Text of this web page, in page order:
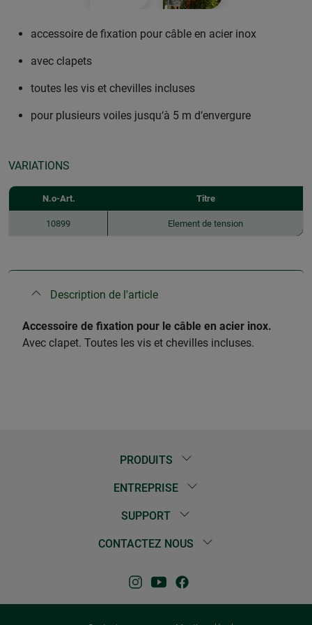
accessoire de fixation pour câble en acier inox
avec clapets
toutes les vis et chevilles incluses
pour plusieurs voiles jusqu‘à 5 m d‘envergure
VARIATIONS
N.o-Art. Titre
10899 Element de tension
Description de l'article
​Accessoire de fixation pour le câble en acier inox.
Avec clapet. Toutes les vis et chevilles incluses.
PRODUITS
ENTREPRISE
SUPPORT
CONTACTEZ NOUS